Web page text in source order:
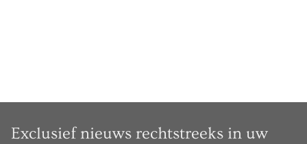
Exclusief nieuws rechtstreeks in uw